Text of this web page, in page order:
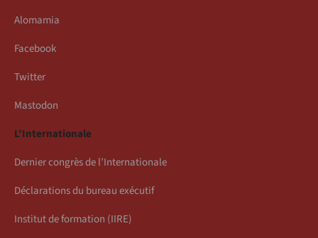
Alomamia
Facebook
Twitter
Mastodon
L’Internationale
Dernier congrès de l’Internationale
Déclarations du bureau exécutif
Institut de formation (IIRE)